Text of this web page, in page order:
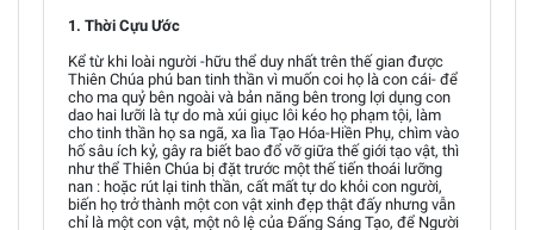
1. Thời Cựu Ước
Kể từ khi loài người -hữu thể duy nhất trên thế gian được
Thiên Chúa phú ban tinh thần vì muốn coi họ là con cái­- để
cho ma quỷ bên ngoài và bản năng bên trong lợi dụng con
dao hai lưỡi là tự do mà xúi giục lôi kéo họ phạm tội, làm
cho tinh thần họ sa ngã, xa lìa Tạo Hóa-Hiền Phụ, chìm vào
hố sâu ích kỷ, gây ra biết bao đổ vỡ giữa thế giới tạo vật, thì
như thể Thiên Chúa bị đặt trước một thế tiến thoái lưỡng
nan : hoặc rút lại tinh thần, cất mất tự do khỏi con người,
biến họ trở thành một con vật xinh đẹp thật đấy nhưng vẫn
chỉ là một con vật, một nô lệ của Đấng Sáng Tạo, để Người